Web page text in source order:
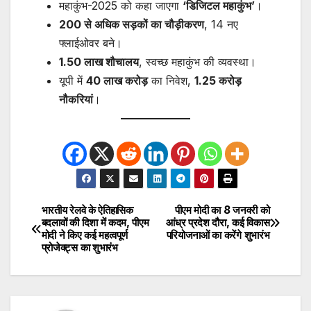
महाकुंभ-2025 को कहा जाएगा ‘डिजिटल महाकुंभ’ ।
200 से अधिक सड़कों का चौड़ीकरण, 14 नए
फ्लाईओवर बने।
1.50 लाख शौचालय, स्वच्छ महाकुंभ की व्यवस्था।
यूपी में 40 लाख करोड़का निवेश, 1.25 करोड़
नौकरियां।
Post
navigation
पीएम मोदी का 8 जनवरी को
आंध्र प्रदेश दौरा, कई विकास
परियोजनाओं का करेंगे शुभारंभ
भारतीय रेलवे के ऐतिहासिक
बदलावों की दिशा में कदम, पीएम
मोदी ने किए कई महत्वपूर्ण
प्रोजेक्ट्स का शुभारंभ